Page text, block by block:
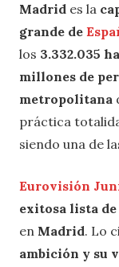
Madrid es la
grande de
los 3.332.035
millones de
metropolitana
práctica
siendo una de
Eurovisión
exitosa lista
en Madrid. Lo
ambición y su